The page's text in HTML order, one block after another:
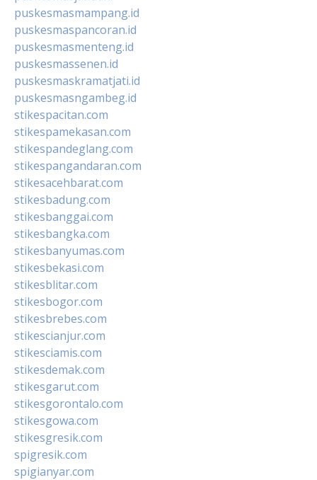
puskesmasmampang.id
puskesmaspancoran.id
puskesmasmenteng.id
puskesmassenen.id
puskesmaskramatjati.id
puskesmasngambeg.id
stikespacitan.com
stikespamekasan.com
stikespandeglang.com
stikespangandaran.com
stikesacehbarat.com
stikesbadung.com
stikesbanggai.com
stikesbangka.com
stikesbanyumas.com
stikesbekasi.com
stikesblitar.com
stikesbogor.com
stikesbrebes.com
stikescianjur.com
stikesciamis.com
stikesdemak.com
stikesgarut.com
stikesgorontalo.com
stikesgowa.com
stikesgresik.com
spigresik.com
spigianyar.com